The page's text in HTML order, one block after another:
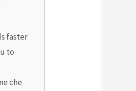
faster
to
che